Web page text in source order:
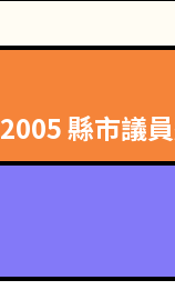
2005 縣市議